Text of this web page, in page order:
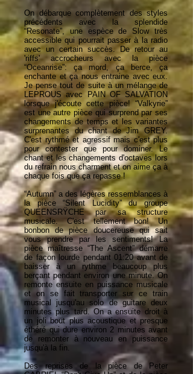
On débarque complètement des styles
précédents avec la splendide
“Resonate”, une espèce de Slow très
accessible qui pourrait passer à la radio
avec un certain succès. De retour au
'riffs' accrocheurs avec la pièce
“Oceanrise”: ça mord, ça berce, ça
enchante et ça nous entraine avec eux.
Je pense tout de suite à un mélange de
LEPROUS avec PAIN OF SALVATION
lorsque j'écoute cette pièce! “Valkyrie”
est une autre pièce qui surprend par ses
changements de temps et les variantes
surprenantes du chant de Jim GREY.
C'est rythmé et agressif mais c'est plus
pour contester que pour dominer. Le
chant et les changements d'octaves lors
du refrain nous charment et on aime ça à
chaque fois que ça repasse !
“Autumn” a des légères ressemblances à
la pièce “Silent Lucidity” du groupe
QUEENSRŸCHE par sa structure
musicale. C'est tellement bon! Un
bonbon de pièce doucereuse qui sait
vous prendre par les sentiments! La
pièce maîtresse “The Ascent” démarre
de façon lourde pendant 01:20 avant de
baisser à un rythme beaucoup plus
berçant pendant environ une minute. On
remonte ensuite en puissance musicale
et on se fait transporter sur ce train
musical jusqu'au solo de guitare deux
minutes plus tard. On a ensuite droit à
un joli bout plus acoustique et presque
éthéré qui dure environ 2 minutes avant
de remonter à nouveau en puissance
jusqu'à la fin.
Des reprises de la pièce de Peter